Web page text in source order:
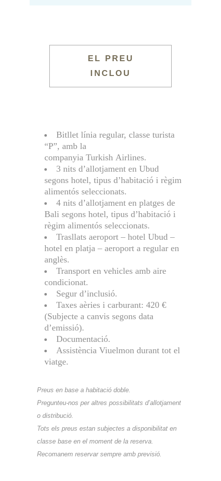
EL PREU
INCLOU
Bitllet línia regular, classe turista
“P”, amb la
companyia Turkish Airlines.
3 nits d’allotjament en Ubud
segons hotel, tipus d’habitació i règim
alimentós seleccionats.
4 nits d’allotjament en platges de
Bali segons hotel, tipus d’habitació i
règim alimentós seleccionats.
Trasllats aeroport – hotel Ubud –
hotel en platja – aeroport a regular en
anglès.
Transport en vehicles amb aire
condicionat.
Segur d’inclusió.
Taxes aèries i carburant: 420 €
(Subjecte a canvis segons data
d’emissió).
Documentació.
Assistència Viuelmon durant tot el
viatge.
Preus en base a habitació doble.
Pregunteu-nos per altres possibilitats d’allotjament
o distribució.
Tots els preus estan subjectes a disponibilitat en
classe base en el moment de la reserva.
Recomanem reservar sempre amb previsió.